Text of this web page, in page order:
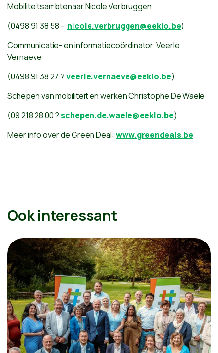
Mobiliteitsambtenaar Nicole Verbruggen
(0498 91 38 58 - nicole.verbruggen@eeklo.be)
Communicatie- en informatiecoördinator Veerle
Vernaeve
(0498 91 38 27 ?veerle.vernaeve@eeklo.be)
Schepen van mobiliteit en werken Christophe De Waele
(09 218 28 00 ?schepen.de.waele@eeklo.be)
Meer info over de Green Deal: www.greendeals.be
Ook interessant